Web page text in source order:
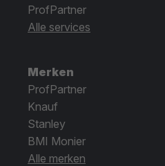
ProfPartner
Alle services
Merken
ProfPartner
Knauf
Stanley
BMI Monier
Alle merken